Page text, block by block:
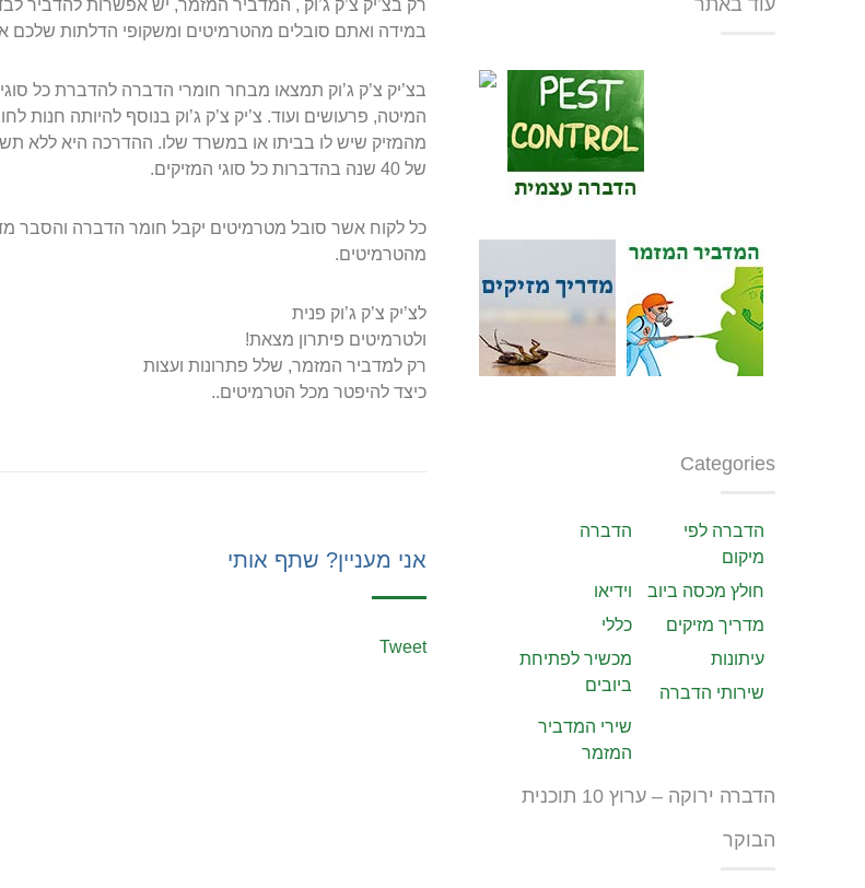
רק בצ’יק צ’ק ג’וק , המדביר המזמר, יש אפשרות להדביר
במידה ואתם סובלים מהטרמיטים ומשקופי הדלתות שלכם
בצ’יק צ’ק ג’וק תמצאו מבחר חומרי הדברה להדברת כל
המיטה, פרעושים ועוד. צ’יק צ’ק ג’וק בנוסף להיותה חנות
מהמזיק שיש לו בביתו או במשרד שלו. ההדרכה היא ללא
של 40 שנה בהדברות כל סוגי המזיקים.
כל לקוח אשר סובל מטרמיטים יקבל חומר הדברה והסבר
מהטרמיטים.
לצ’יק צ’ק ג’וק פנית
ולטרמיטים פיתרון מצאת!
רק למדביר המזמר, שלל פתרונות ועצות
כיצד להיפטר מכל הטרמיטים..
אני מעניין? שתף אותי
Tweet
Categories
הדברה
הדברה לפי
מיקום
וידיאו
חולץ מכסה ביוב
כללי
מדריך מזיקים
מכשיר לפתיחת
ביובים
עיתונות
שירותי הדברה
שירי המדביר
המזמר
הדברה ירוקה – ערוץ 10 תוכנית
הבוקר